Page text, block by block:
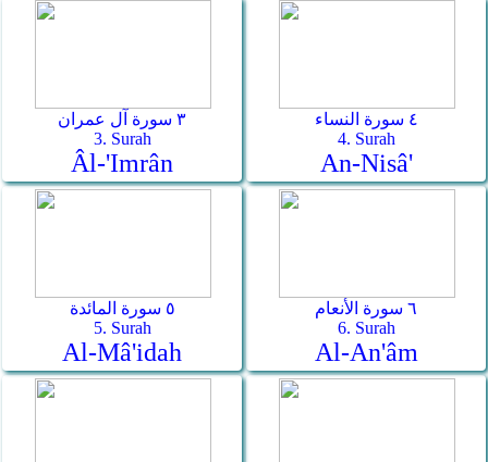
٣ سورة آل عمران
3. Surah
Âl-'Imrân
٤ سورة النساء
4. Surah
An-Nisâ'
٥ سورة المائدة
5. Surah
Al-Mâ'idah
٦ سورة الأنعام
6. Surah
Al-An'âm